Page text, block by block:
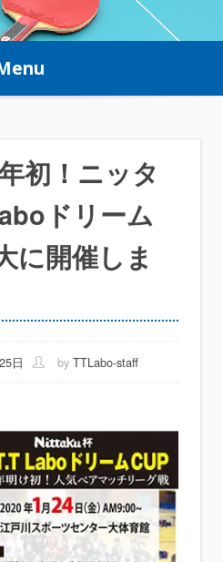
初！ニッタ
ドリーム
に開催しま
日 by TTLabo-staff